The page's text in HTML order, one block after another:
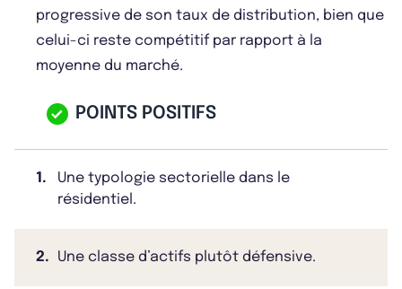
progressive de son taux de distribution, bien que
celui-ci reste compétitif par rapport à la
moyenne du marché.
POINTS POSITIFS
1.
Une typologie sectorielle dans le
résidentiel.
2. Une classe d’actifs plutôt défensive.